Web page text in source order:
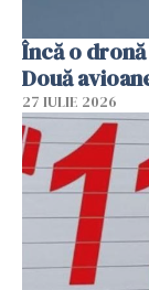
Încă o dronă
Două
27 IULIE 2026